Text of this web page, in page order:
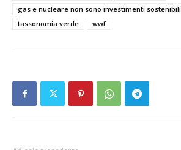
gas e nucleare non sono investimenti sostenibili
tassonomia verde
wwf